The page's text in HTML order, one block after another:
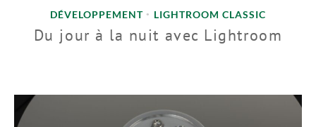
DÉVELOPPEMENT • LIGHTROOM CLASSIC
Du jour à la nuit avec Lightroom